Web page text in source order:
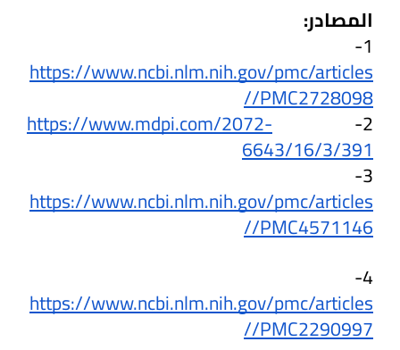
المصادر:
1-
https://www.ncbi.nlm.nih.gov/pmc/articles
/PMC2728098/
2-
https://www.mdpi.com/2072-
6643/16/3/391
3-
https://www.ncbi.nlm.nih.gov/pmc/articles
/PMC4571146/
4-
https://www.ncbi.nlm.nih.gov/pmc/articles
/PMC2290997/